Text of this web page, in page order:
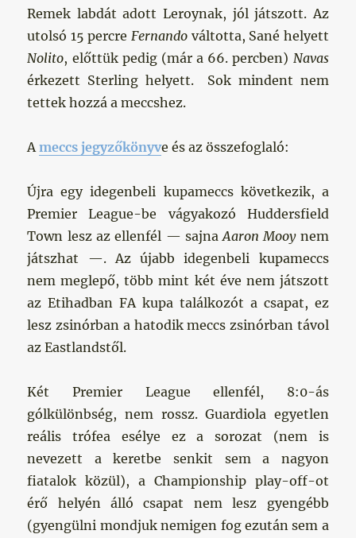
Remek labdát adott Leroynak, jól játszott. Az
utolsó 15 percre Fernando váltotta, Sané helyett
Nolito, előttük pedig (már a 66. percben) Navas
érkezett Sterling helyett. Sok mindent nem
tettek hozzá a meccshez.
Ameccs jegyzőkönyve és az összefoglaló:
Újra egy idegenbeli kupameccs következik, a
Premier League-be vágyakozó Huddersfield
Town lesz az ellenfél — sajnaAaron Mooynem
játszhat —. Az újabb idegenbeli kupameccs
nem meglepő, több mint két éve nem játszott
az Etihadban FA kupa találkozót a csapat, ez
lesz zsinórban a hatodik meccs zsinórban távol
az Eastlandstől.
Két Premier League ellenfél, 8:0-ás
gólkülönbség, nem rossz. Guardiola egyetlen
reális trófea esélye ez a sorozat (nem is
nevezett a keretbe senkit sem a nagyon
fiatalok közül), a Championship play-off-ot
érő helyén álló csapat nem lesz gyengébb
(gyengülni mondjuk nemigen fog ezután sem a